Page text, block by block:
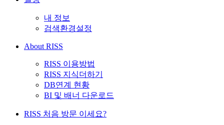
내 정보
검색환경설정
About RISS
RISS 이용방법
RISS 지식더하기
DB연계 현황
BI 및 배너 다운로드
RISS 처음 방문 이세요?